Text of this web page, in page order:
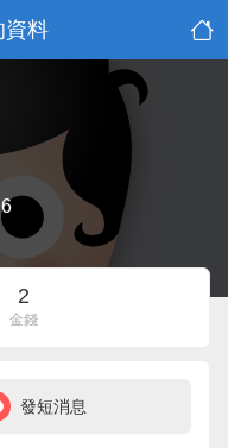
資料
2
金錢
發短消息